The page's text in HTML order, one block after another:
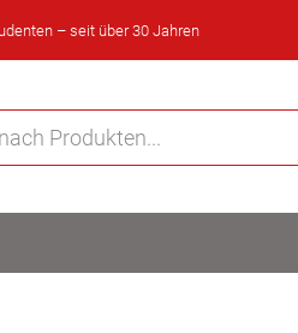
– seit über 30 Jahren